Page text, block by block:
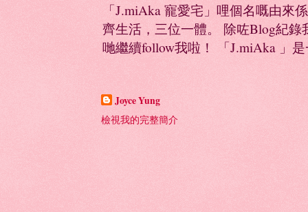
「J.miAka 寵愛宅」哩個名嘅由
齊生活，三位一體。 除咗Blog紀錄
哋繼續follow我啦！ 「J.miAka 」
Joyce Yung
檢視我的完整簡介